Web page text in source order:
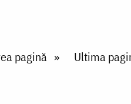
pagină Last page
Ultima